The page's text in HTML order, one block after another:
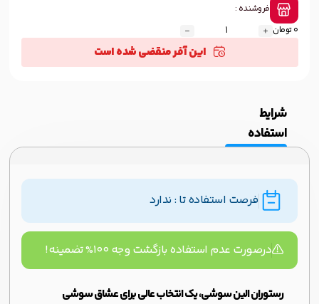
فروشنده :
0 تومان
این آفر منقضی شده است
شرایط
استفاده
فرصت استفاده تا : ندارد
درصورت عدم استفاده بازگشت وجه ۱۰۰% تضمینه!
رستوران الین سوشی، یک انتخاب عالی برای عشاق سوشی